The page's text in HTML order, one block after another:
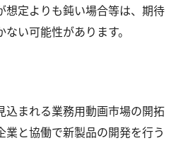
想定よりも鈍い場合等は、期待
い可能性があります。
込まれる業務用動画市場の開拓
と協働で新製品の開発を行う